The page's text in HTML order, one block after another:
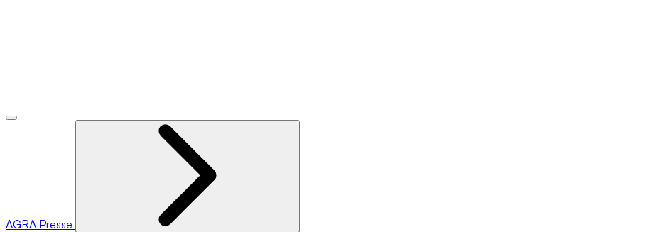
AGRA Presse